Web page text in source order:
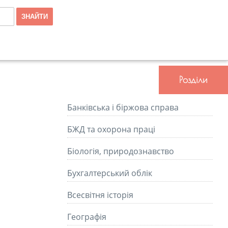
Розділи
Банківська і біржова справа
БЖД та охорона праці
Біологія, природознавство
Бухгалтерський облік
Всесвітня історія
Географія